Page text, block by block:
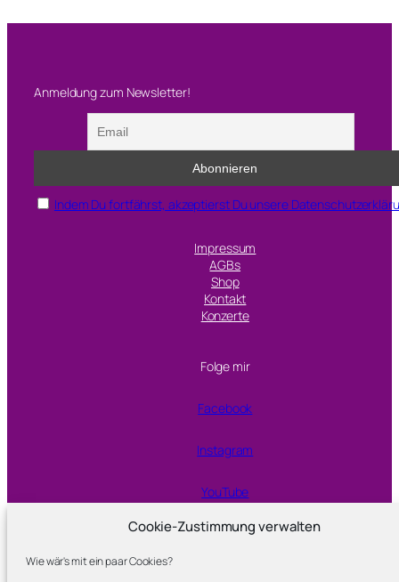
Cookie-Zustimmung verwalten
Wie wär's mit ein paar Cookies?
Anmeldung zum Newsletter!
Indem Du fortfährst, akzeptierst Du unsere
Impressum
AGBs
Shop
Kontakt
Konzerte
Folge mir
Facebook
Instagram
YouTube
Proudly powered by